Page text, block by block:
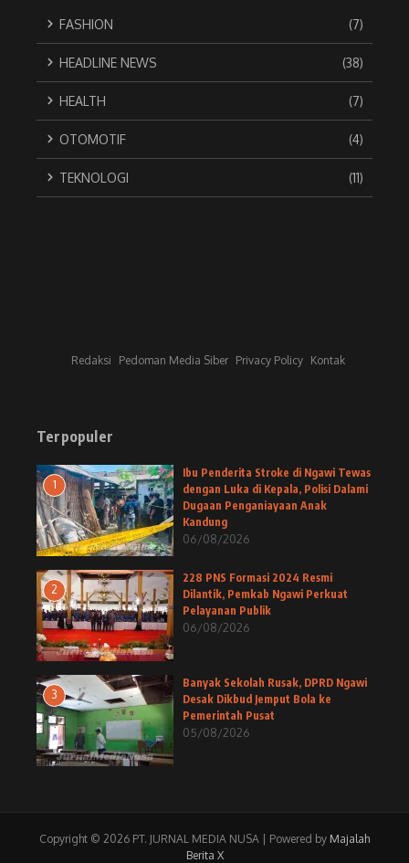
FASHION (7)
HEADLINE NEWS (38)
HEALTH (7)
OTOMOTIF (4)
TEKNOLOGI (11)
Redaksi Pedoman Media Siber Privacy Policy Kontak
Terpopuler
1
Ibu Penderita Stroke di Ngawi Tewas
dengan Luka di Kepala, Polisi Dalami
Dugaan Penganiayaan Anak
Kandung
06/08/2026
2
228 PNS Formasi 2024 Resmi
Dilantik, Pemkab Ngawi Perkuat
Pelayanan Publik
06/08/2026
3
Banyak Sekolah Rusak, DPRD Ngawi
Desak Dikbud Jemput Bola ke
Pemerintah Pusat
05/08/2026
Copyright © 2026 PT. JURNAL MEDIA NUSA | Powered by Majalah
Berita X